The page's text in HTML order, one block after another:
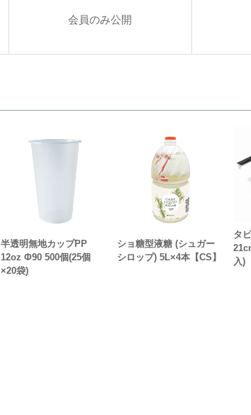
会員のみ公開
半透明無地カップPP
12oz Φ90 500個(25個
×20袋)
ショ糖型液糖 (シュガー
シロップ) 5L×4本【CS】
タ
入)